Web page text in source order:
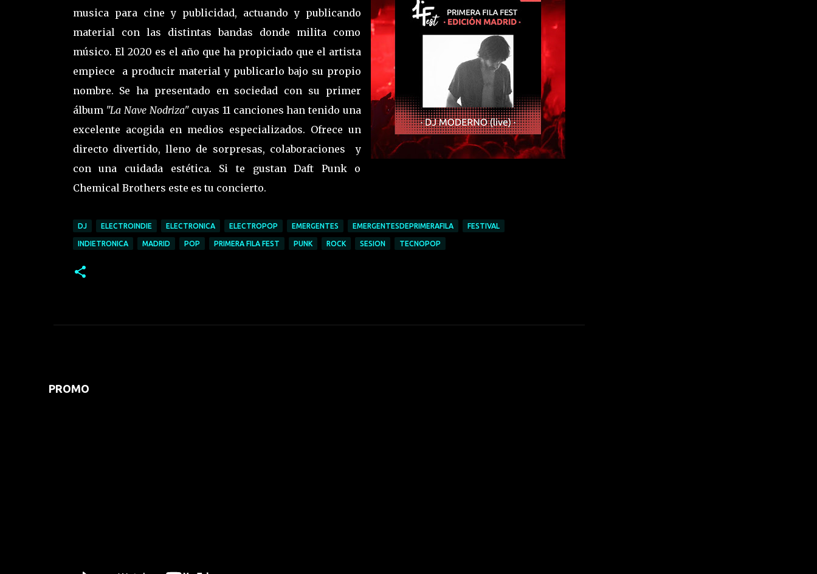
musica para cine y publicidad, actuando y publicando
material con las distintas bandas donde milita como
músico. El 2020 es el año que ha propiciado que el artista
empiece a producir material y publicarlo bajo su propio
nombre. Se ha presentado en sociedad con su primer
álbum "La Nave Nodriza"cuyas 11 canciones han tenido una
excelente acogida en medios especializados. Ofrece un
directo divertido, lleno de sorpresas, colaboraciones y
con una cuidada estética. Si te gustan Daft Punk o
Chemical Brothers este es tu concierto.
DJ ELECTROINDIE ELECTRONICA ELECTROPOP EMERGENTES EMERGENTESDEPRIMERAFILA FESTIVAL
INDIETRONICA MADRID POP PRIMERA FILA FEST PUNK ROCK SESION TECNOPOP
PROMO